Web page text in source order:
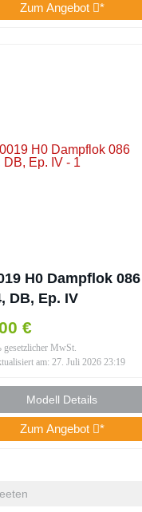
Zum Angebot *
H0 Dampflok 086
DB, Ep. IV
€
gesetzlicher MwSt.
am: 27. Juli 2026 23:19
Modell Details
Zum Angebot *